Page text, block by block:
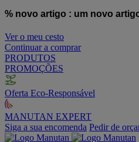
% novo artigo : um novo
Ver o meu cesto
Continuar a comprar
PRODUTOS
PROMOÇÕES
Oferta Eco-Responsável
MANUTAN EXPERT
Siga a sua encomenda Pedir de